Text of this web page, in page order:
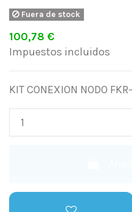
Fuera de stock
100,78 €
Impuestos incluidos
KIT CONEXION NODO